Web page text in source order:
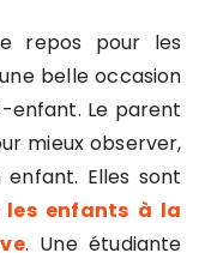
repos pour les
belle occasion
Le parent
mieux observer,
Elles sont
les enfants à la
. Une étudiante